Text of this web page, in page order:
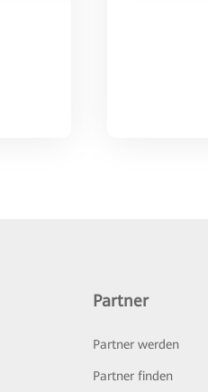
Partner
Partner werden
Partner finden